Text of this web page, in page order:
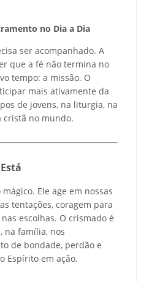
no Dia a Dia
ser acompanhado. A
que a fé não termina no
tempo: a missão. O
mais ativamente da
de jovens, na liturgia, na
cristã no mundo.
Ele age em nossas
tentações, coragem para
escolhas. O crismado é
na família, nos
de bondade, perdão e
Espírito em ação.